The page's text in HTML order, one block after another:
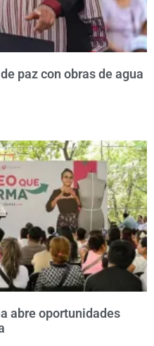
paz con obras de agua
abre oportunidades